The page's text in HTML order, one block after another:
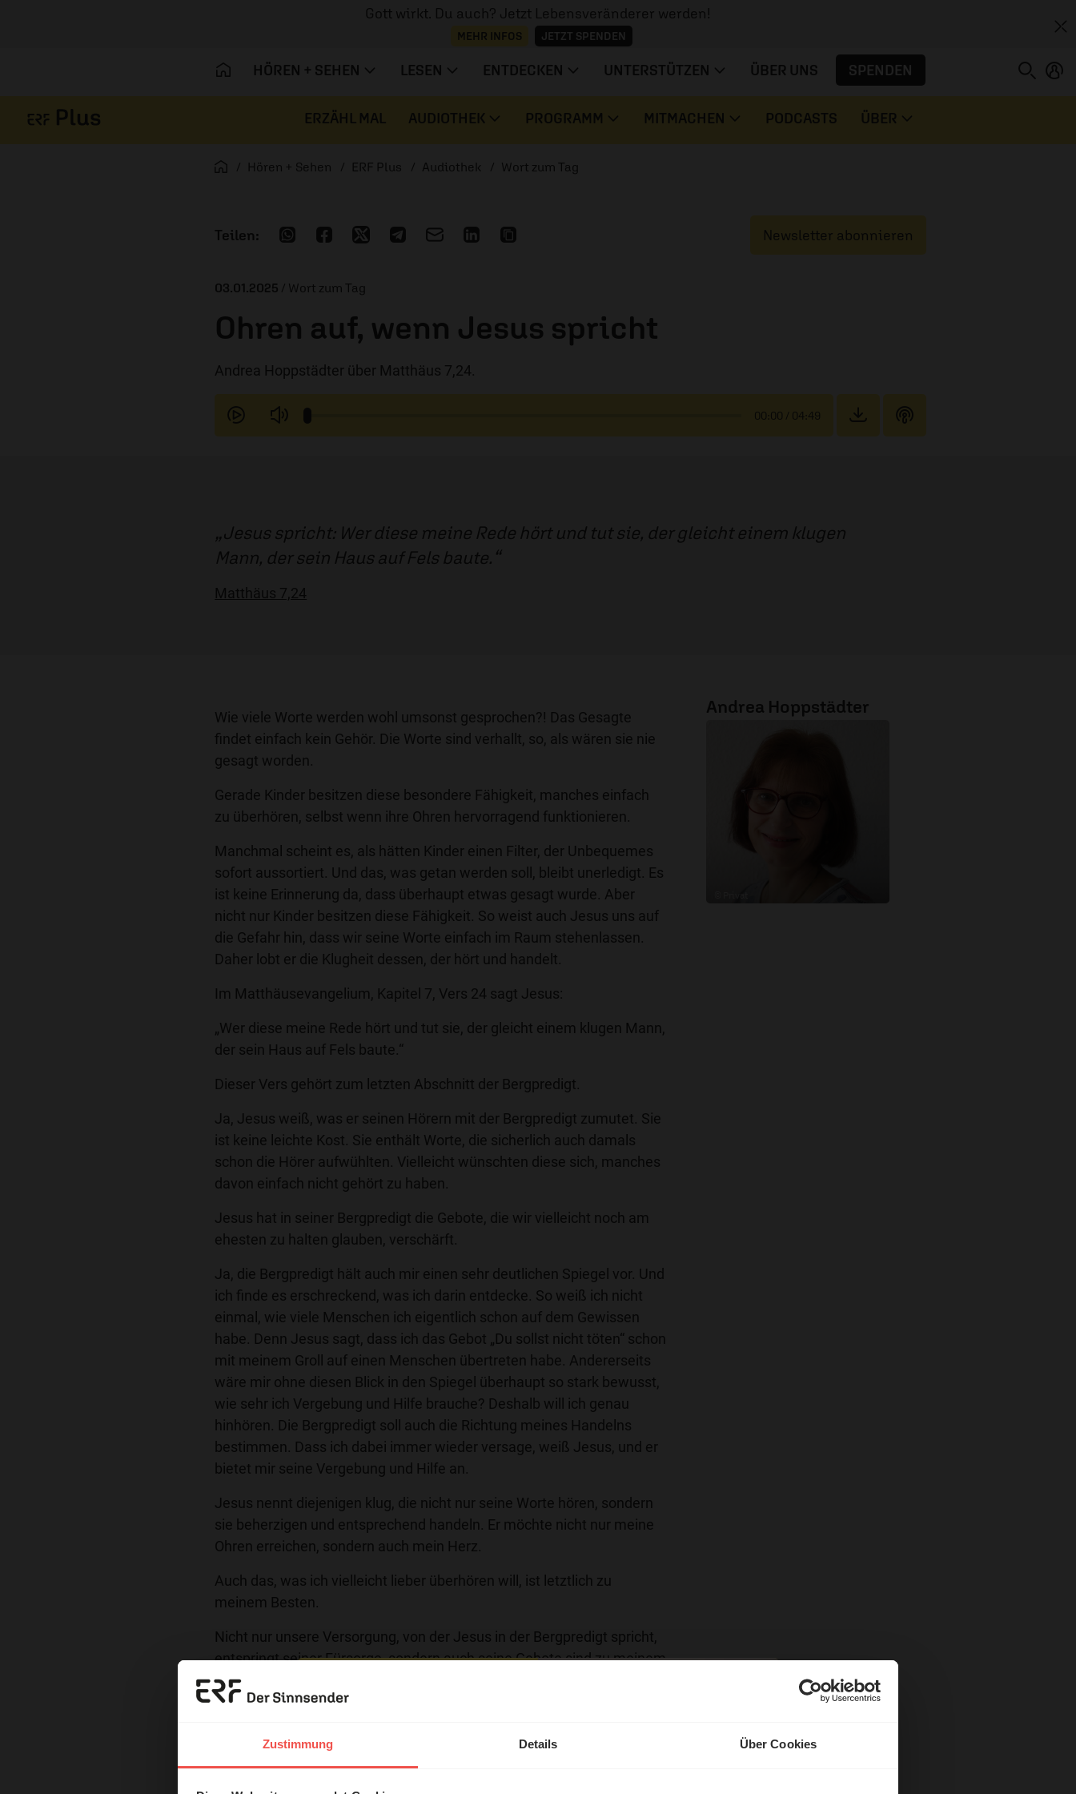
Zustimmung Details Über Cookies
Gott wirkt. Du auch? Jetzt Lebensveränderer werden!
MEHR INFOS JETZT SPENDEN
HÖREN + SEHEN LESEN ENTDECKEN UNTERSTÜTZEN ÜBER UNS SPENDEN
ERZÄHL MAL AUDIOTHEK PROGRAMM MITMACHEN PODCASTS ÜBER
Startseite
Hören + Sehen ERF Plus Audiothek Wort zum Tag
Newsletter abonnieren
03.01.2025 / Wort zum Tag
Ohren auf, wenn Jesus spricht
Andrea Hoppstädter über Matthäus 7,24.
00:00 / 04:49
Jesus spricht: Wer diese meine Rede hört und tut sie, der gleicht einem klugen
Mann, der sein Haus auf Fels baute.
Matthäus 7,24
Wie viele Worte werden wohl umsonst gesprochen?! Das Gesagte
findet einfach kein Gehör. Die Worte sind verhallt, so, als wären sie nie
gesagt worden.
Gerade Kinder besitzen diese besondere Fähigkeit, manches einfach
zu überhören, selbst wenn ihre Ohren hervorragend funktionieren.
Manchmal scheint es, als hätten Kinder einen Filter, der Unbequemes
sofort aussortiert. Und das, was getan werden soll, bleibt unerledigt. Es
ist keine Erinnerung da, dass überhaupt etwas gesagt wurde. Aber
nicht nur Kinder besitzen diese Fähigkeit. So weist auch Jesus uns auf
die Gefahr hin, dass wir seine Worte einfach im Raum stehenlassen.
Daher lobt er die Klugheit dessen, der hört und handelt.
Im Matthäusevangelium, Kapitel 7, Vers 24 sagt Jesus:
„Wer diese meine Rede hört und tut sie, der gleicht einem klugen Mann,
der sein Haus auf Fels baute.“
Dieser Vers gehört zum letzten Abschnitt der Bergpredigt.
Ja, Jesus weiß, was er seinen Hörern mit der Bergpredigt zumutet. Sie
ist keine leichte Kost. Sie enthält Worte, die sicherlich auch damals
schon die Hörer aufwühlten. Vielleicht wünschten diese sich, manches
davon einfach nicht gehört zu haben.
Jesus hat in seiner Bergpredigt die Gebote, die wir vielleicht noch am
ehesten zu halten glauben, verschärft.
Ja, die Bergpredigt hält auch mir einen sehr deutlichen Spiegel vor. Und
ich finde es erschreckend, was ich darin entdecke. So weiß ich nicht
einmal, wie viele Menschen ich eigentlich schon auf dem Gewissen
habe. Denn Jesus sagt, dass ich das Gebot „Du sollst nicht töten“ schon
mit meinem Groll auf einen Menschen übertreten habe. Andererseits
wäre mir ohne diesen Blick in den Spiegel überhaupt so stark bewusst,
wie sehr ich Vergebung und Hilfe brauche? Deshalb will ich genau
hinhören. Die Bergpredigt soll auch die Richtung meines Handelns
bestimmen. Dass ich dabei immer wieder versage, weiß Jesus, und er
bietet mir seine Vergebung und Hilfe an.
Jesus nennt diejenigen klug, die nicht nur seine Worte hören, sondern
sie beherzigen und entsprechend handeln. Er möchte nicht nur meine
Ohren erreichen, sondern auch mein Herz.
Auch das, was ich vielleicht lieber überhören will, ist letztlich zu
meinem Besten.
Nicht nur unsere Versorgung, von der Jesus in der Bergpredigt spricht,
entspringt seiner Fürsorge, sondern auch seine Gebote sind zu meinem
Wohl da. Sie wollen Leben schützen.
David inPsalm 19
Vers 9. Gerade er muss es wissen, denn er hat
Andrea Hoppstädter
Erzähl mal!
Das erleben unsere Hörerinnen
und Hörer mit Gott ...